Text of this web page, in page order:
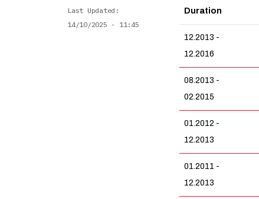
Duration
12.2013 -
12.2016
08.2013 -
02.2015
01.2012 -
12.2013
01.2011 -
12.2013
Last Updated
14/10/2025 - 11:45